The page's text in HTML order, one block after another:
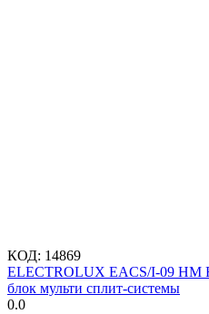
КОД: 14869
ELECTROLUX EACS/I-09 HM
блок мульти сплит-системы
0.0